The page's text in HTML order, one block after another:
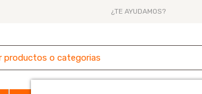
¿TE AYUDAMOS?